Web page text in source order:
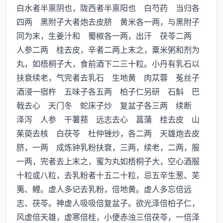
白水者半禀阴也，陇西者半禀阳也 白芍药 当归各
四两 黑附子大者炮去皮脐 黄米各一两，与黑附子
同为末，生姜汁和 蜀椒各一两，出汗 茯苓二两
人参二两 桂去皮，辛者二两上末之，粟米粥和剂为
丸，如梧桐子大，食前酒下二三十粒。小丹有乳石以
扶衰续老，气完者去乳石 生地黄 肉苁蓉 菟丝子
酒浸一宿杵 五味子各五两 柏子仁另研 石斛 巴
戟去心 天门冬 蛇床子炒 复盆子各三两 续断
泽泻 人参 干薯蓣 远志去心 菖蒲 桂去皮 山
茱萸去核 白茯苓 杜仲锉炒，各二两 天雄炮去皮
脐，一两 成炼钟乳粉扶衰，三两，续老，二两，服
一两，完者去上末之，蜜为丸如梧桐子大，空心酒服
十粒或八粒，去乳粉者十五二十粒，忌五辛生葱、芜
荑、鲤。虚人多记去乳粉，倍地黄。虚人多忘倍远
志、茯苓。神虚人吸吸倍复盆子。欲光泽倍柏子仁，
风虚倍天雄，虚寒倍桂，小便赤浊三倍茯苓，一倍泽